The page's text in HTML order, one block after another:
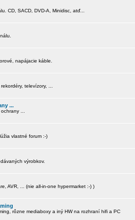
CD, SACD, DVD-A, Minidisc, atď...
napájacie káble.
televízory, ...
...
...
vlastné forum :-)
výrobkov.
AVR, ... (nie all-in-one hypermarket :-) )
rôzne mediaboxy a iný HW na rozhraní hifi a PC